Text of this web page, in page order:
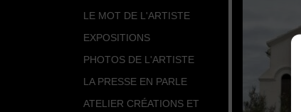
LE MOT DE L'ARTISTE
EXPOSITIONS
PHOTOS DE L'ARTISTE
LA PRESSE EN PARLE
ATELIER CRÉATIONS ET